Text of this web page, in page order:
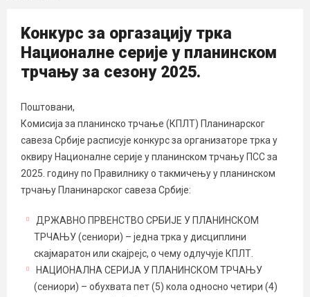
Kонкурс за оргазацију трка
Националне серије у планинском
трчању за сезону 2025.
Поштовани,
Комисија за планинско трчање (КПЛТ) Планинарског
савеза Србије расписује конкурс за организаторе трка у
оквиру Националне серије у планинском трчању ПСС за
2025. годину по Правилнику о такмичењу у планинском
трчању Планинарског савеза Србије:
ДРЖАВНО ПРВЕНСТВО СРБИЈЕ У ПЛАНИНСКОМ
ТРЧАЊУ (сениори) – једна трка у дисциплини
скајмаратон или скајрејс, о чему одлучује КПЛТ.
НАЦИОНАЛНА СЕРИЈА У ПЛАНИНСКОМ ТРЧАЊУ
(сениори) – обухвата пет (5) кола односно четири (4)